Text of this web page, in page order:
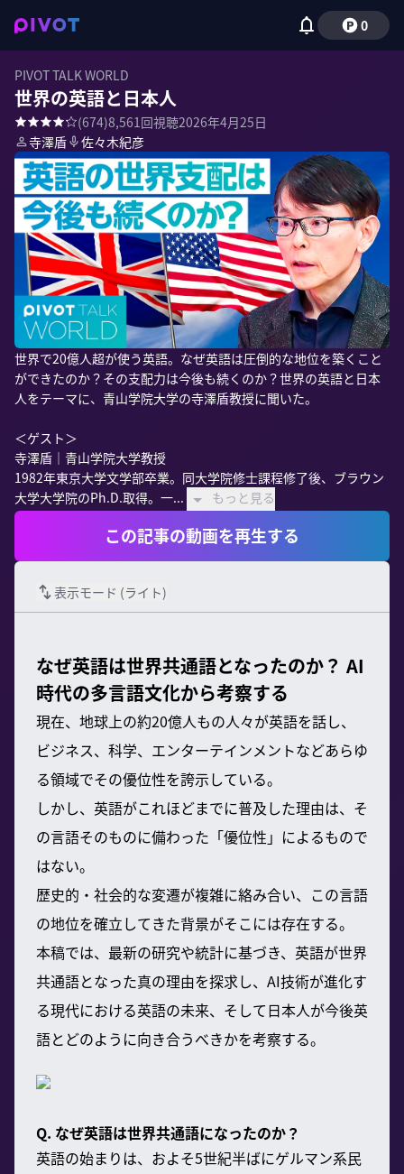
0
PIVOT TALK WORLD
世界の英語と日本人
(674)8,561回視聴2026年4月25日
寺澤盾
佐々木紀彦
世界で20億人超が使う英語。なぜ英語は圧倒的な地位を築くこと
ができたのか？その支配力は今後も続くのか？世界の英語と日本
人をテーマに、青山学院大学の寺澤盾教授に聞いた。
＜ゲスト＞
寺澤盾｜青山学院大学教授
1982年東京大学文学部卒業。同大学院修士課程修了後、ブラウン
大学大学院のPh.D.取得。一...
もっと見る
この記事の動画を再生する
表示モード (ライト)
なぜ英語は世界共通語となったのか？ AI
時代の多言語文化から考察する
現在、地球上の約20億人もの人々が英語を話し、
ビジネス、科学、エンターテインメントなどあらゆ
る領域でその優位性を誇示している。
しかし、英語がこれほどまでに普及した理由は、そ
の言語そのものに備わった「優位性」によるもので
はない。
歴史的・社会的な変遷が複雑に絡み合い、この言語
の地位を確立してきた背景がそこには存在する。
本稿では、最新の研究や統計に基づき、英語が世界
共通語となった真の理由を探求し、AI技術が進化す
る現代における英語の未来、そして日本人が今後英
語とどのように向き合うべきかを考察する。
Q. なぜ英語は世界共通語になったのか？
英語の始まりは、およそ5世紀半ばにゲルマン系民